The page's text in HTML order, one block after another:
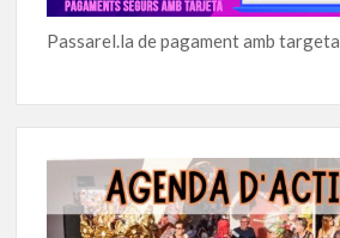
Passarel.la de pagament amb targeta